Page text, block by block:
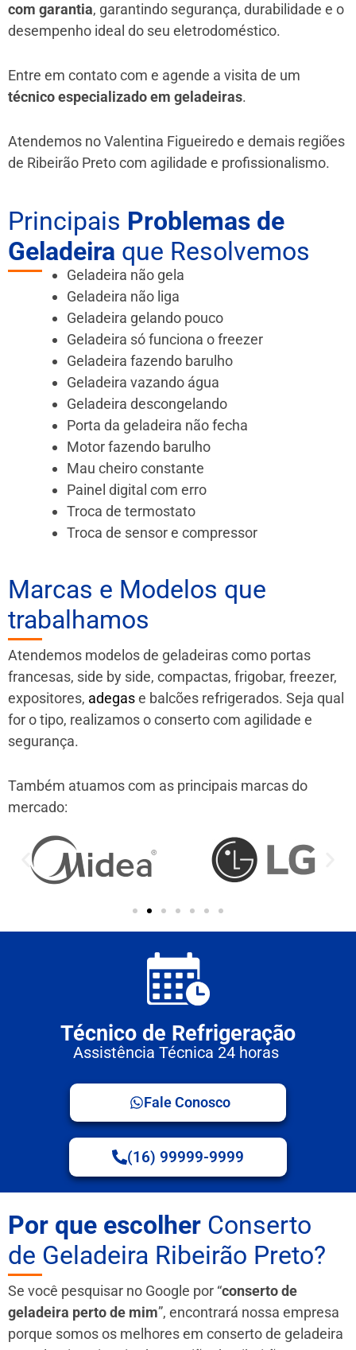
com garantia, garantindo segurança, durabilidade e o
desempenho ideal do seu eletrodoméstico.
Entre em contato com e agende a visita de um
técnico especializado em geladeiras.
Atendemos no Valentina Figueiredo e demais regiões
de Ribeirão Pretocom agilidade e profissionalismo.
Principais Problemas de
Geladeira que Resolvemos
Geladeira não gela
Geladeira não liga
Geladeira gelando pouco
Geladeira só funciona o freezer
Geladeira fazendo barulho
Geladeira vazando água
Geladeira descongelando
Porta da geladeira não fecha
Motor fazendo barulho
Mau cheiro constante
Painel digital com erro
Troca de termostato
Troca de sensor e compressor
Marcas e Modelos que
trabalhamos
Atendemos modelos de geladeiras como portas
francesas, side by side, compactas, frigobar, freezer,
expositores, adegase balcões refrigerados. Seja qual
for o tipo, realizamos o conserto com agilidade e
segurança.
Também atuamos com as principais marcas do
mercado:
Técnico de Refrigeração
Assistência Técnica 24 horas
Fale Conosco
(16) 99999-9999
Por que escolher Conserto
de Geladeira Ribeirão Preto?
Se você pesquisar no Google por “conserto de
geladeira perto de mim”, encontrará nossa empresa
porque somos os melhores em conserto de geladeira